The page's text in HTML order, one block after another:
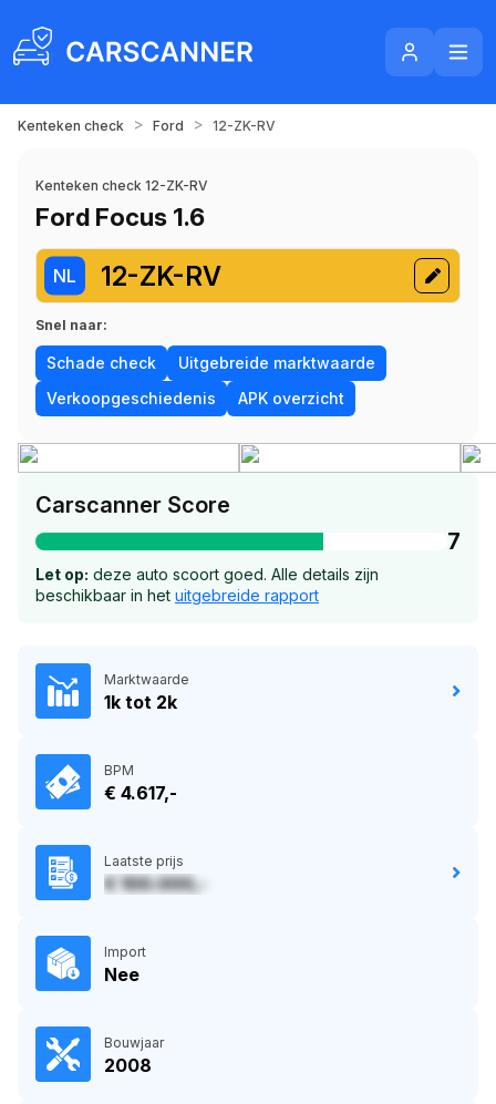
Kenteken check > Ford > 12-ZK-RV
Kenteken check 12-ZK-RV
Ford Focus 1.6
NL 12-ZK-RV
Snel naar:
Schade check
Uitgebreide marktwaarde
Verkoopgeschiedenis
APK overzicht
Carscanner Score
7
Let op: deze auto scoort goed. Alle details zijn
beschikbaar in het uitgebreide rapport
Marktwaarde
1k tot 2k
BPM
€ 4.617,-
Laatste prijs
€ 100.000,-
Import
Nee
Bouwjaar
2008